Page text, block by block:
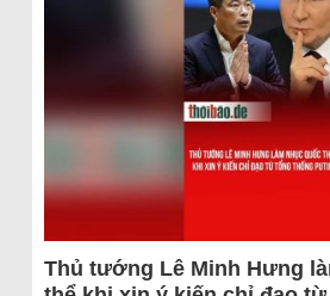
Thủ tướng Lê Minh Hưng